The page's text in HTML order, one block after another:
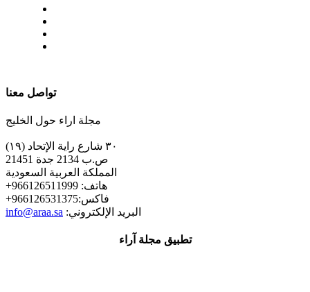
تواصل معنا
مجلة اراء حول الخليج
٣٠ شارع راية الإتحاد (١٩)
ص.ب 2134 جدة 21451
المملكة العربية السعودية
+هاتف: 966126511999
+فاكس:966126531375
info@araa.sa :البريد الإلكتروني
تطبيق مجلة آراء